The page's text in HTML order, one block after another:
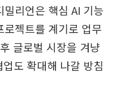
리언은 핵심 AI 기능
젝트를 계기로 업무
글로벌 시장을 겨냥
도 확대해 나갈 방침